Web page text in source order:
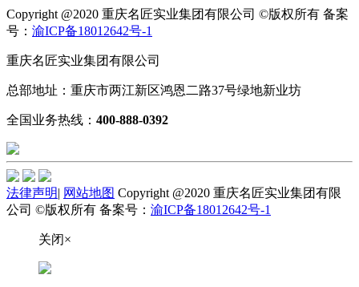
Copyright @2020 重庆名匠实业集团有限公司 ©版权所有 备案
号： 渝ICP备18012642号-1
重庆名匠实业集团有限公司
总部地址：重庆市两江新区鸿恩二路37号绿地新业坊
全国业务热线： 400-888-0392
法律声明| 网站地图 Copyright @2020 重庆名匠实业集团有限
公司 ©版权所有 备案号： 渝ICP备18012642号-1
关闭×